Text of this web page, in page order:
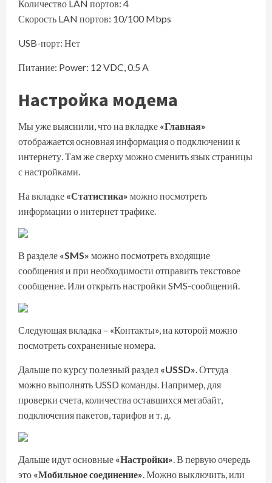
Количество LAN портов: 4
Скорость LAN портов: 10/100 Mbps
USB-порт: Нет
Питание: Power: 12 VDC, 0.5 A
Настройка модема
Мы уже выяснили, что на вкладке «Главная»
отображается основная информация о подключении к
интернету. Там же сверху можно сменить язык страницы
с настройками.
На вкладке «Статистика» можно посмотреть
информации о интернет трафике.
В разделе «SMS» можно посмотреть входящие
сообщения и при необходимости отправить текстовое
сообщение. Или открыть настройки SMS-сообщений.
Следующая вкладка – «Контакты», на которой можно
посмотреть сохраненные номера.
Дальше по курсу полезный раздел «USSD». Оттуда
можно выполнять USSD команды. Например, для
проверки счета, количества оставшихся мегабайт,
подключения пакетов, тарифов и т. д.
Дальше идут основные «Настройки». В первую очередь
это «Мобильное соединение». Можно выключить, или